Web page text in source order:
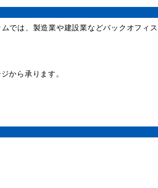
では、製造業や建設業などバックオフィ
から承ります。